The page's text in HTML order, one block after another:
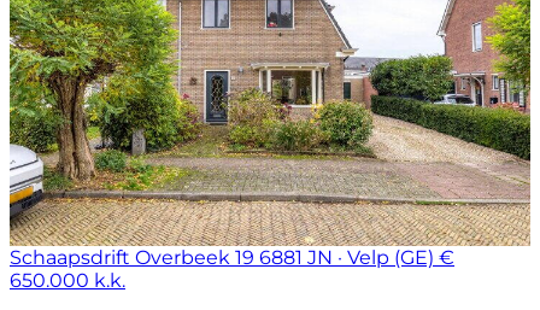
Schaapsdrift Overbeek 19 6881 JN · Velp (GE) €
650.000 k.k.